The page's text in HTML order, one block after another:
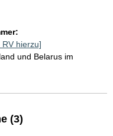
RV hierzu]
und Belarus im
(3)